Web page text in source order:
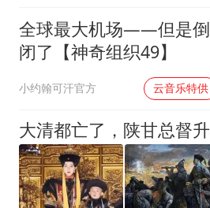
全球最大机场——但是倒
闭了【神奇组织49】
小约翰可汗官方 云音乐特供